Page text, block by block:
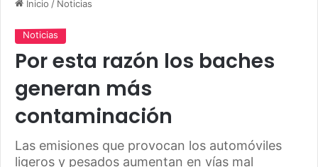
Inicio / Noticias
Noticias
Por esta razón los baches
generan más
contaminación
Las emisiones que provocan los automóviles
ligeros y pesados aumentan en vías mal